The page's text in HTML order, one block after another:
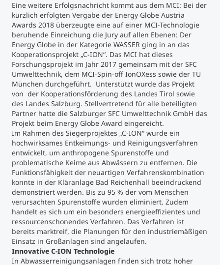
Eine weitere Erfolgsnachricht kommt aus dem MCI: Bei der
kürzlich erfolgten Vergabe der Energy Globe Austria
Awards 2018 überzeugte eine auf einer MCI-Technologie
beruhende Einreichung die Jury auf allen Ebenen: Der
Energy Globe in der Kategorie WASSER ging in an das
Kooperationsprojekt „C-ION“. Das MCI hat dieses
Forschungsprojekt im Jahr 2017 gemeinsam mit der SFC
Umwelttechnik, dem MCI-Spin-off IonOXess sowie der TU
München durchgeführt. Unterstützt wurde das Projekt
von der Kooperationsförderung des Landes Tirol sowie
des Landes Salzburg. Stellvertretend für alle beteiligten
Partner hatte die Salzburger SFC Umwelttechnik GmbH das
Projekt beim Energy Globe Award eingereicht.
Im Rahmen des Siegerprojektes „C-ION“ wurde ein
hochwirksames Entkeimungs- und Reinigungsverfahren
entwickelt, um anthropogene Spurenstoffe und
problematische Keime aus Abwässern zu entfernen. Die
Funktionsfähigkeit der neuartigen Verfahrenskombination
konnte in der Kläranlage Bad Reichenhall beeindruckend
demonstriert werden. Bis zu 95 % der vom Menschen
verursachten Spurenstoffe wurden eliminiert. Zudem
handelt es sich um ein besonders energieeffizientes und
ressourcenschonendes Verfahren. Das Verfahren ist
bereits marktreif, die Planungen für den industriemäßigen
Einsatz in Großanlagen sind angelaufen.
Innovative C-ION Technologie
In Abwasserreinigungsanlagen finden sich trotz hoher